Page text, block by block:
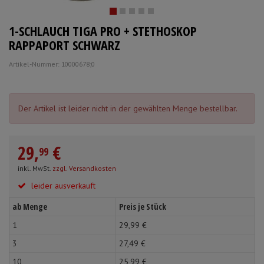
Ärmelschoner
Unterlagen und
1-SCHLAUCH TIGA PRO + STETHOSKOP
RAPPAPORT SCHWARZ
Artikel-Nummer: 10000678;0
Der Artikel ist leider nicht in der gewählten Menge bestellbar.
29,99 €
inkl. MwSt. zzgl. Versandkosten
leider ausverkauft
ab Menge Preis je Stück
1 29,99 €
3
27,49 €
10
25, 99 €